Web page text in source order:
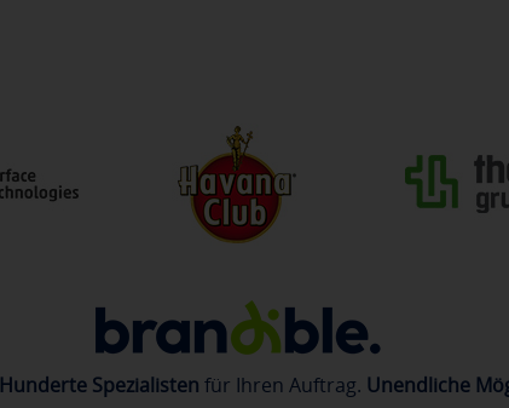
Hunderte Spezialisten für Ihren Auftrag. Unendliche